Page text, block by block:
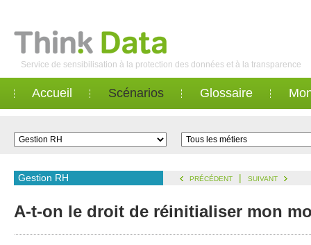
Service de sensibilisation à la protection des données et à la transparence
Accueil Scénarios Glossaire
Gestion RH PRÉCÉDENT | SUIVANT
A-t-on le droit de réinitialiser mon